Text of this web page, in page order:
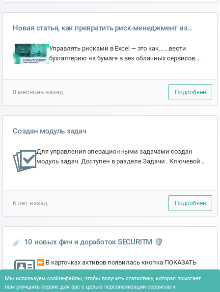
Новая статья, как превратить риск-менеджмент из
Управлять рисками в Excel — это как... ...вести
бухгалтерию на бумаге в век облачных сервисов.
чего нач...
8 месяцев назад
Подробнее
Создан модуль задач
Для управления операционными задачами создан
модуль задач. Доступен в разделе Задачи . Ключевой
6 лет назад Подробнее
☄️ 10 новых фич и доработок SECURITM 🛡
⏩ В карточках активов появилась кнопка ПОКАЗАТЬ
ВСЕ ПОЛЯ По умолчанию в карточке показываются
только поля, настроенные для данного типа актива. Но
Мы используем cookie-файлы, чтобы получить статистику, которая помогает
нам улучшить сервис для вас с целью персонализации сервисов и